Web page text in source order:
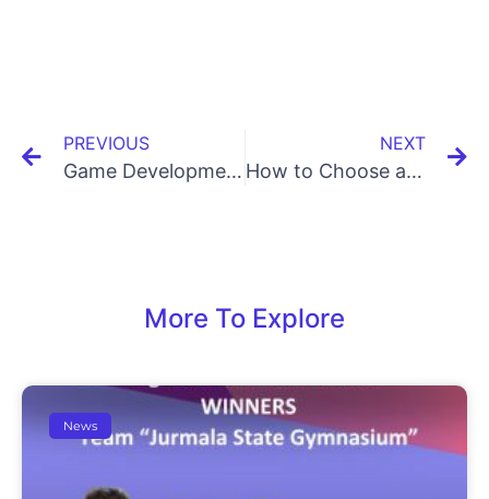
PREVIOUS
Game Development for beginners or top 4 myths in a nutshell
NEXT
How to Choose a Right Laptop for Students in 2021
More To Explore
News